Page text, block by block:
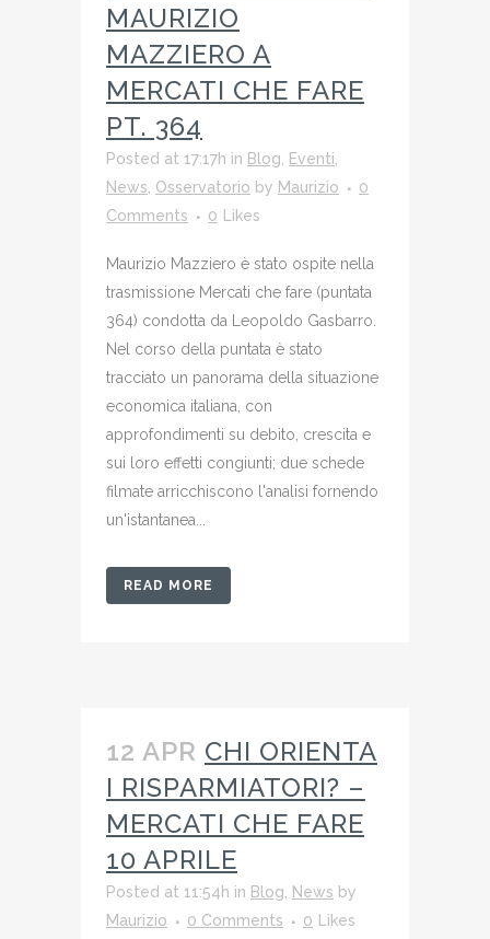
MAURIZIO
MAZZIERO A
MERCATI CHE FARE
PT. 364
Posted at 17:17h in Blog Eventi
News Osservatorio by Maurizio
0
Comments
0 Likes
Maurizio Mazziero è stato ospite nella
trasmissione Mercati che fare (puntata
364) condotta da Leopoldo Gasbarro.
Nel corso della puntata è stato
tracciato un panorama della situazione
economica italiana, con
approfondimenti su debito, crescita e
sui loro effetti congiunti; due schede
filmate arricchiscono l'analisi fornendo
un'istantanea...
READ MORE
12 APR CHI ORIENTA
I RISPARMIATORI? –
MERCATI CHE FARE
10 APRILE
Posted at 11:54h in Blog News by
Maurizio
0 Comments 0 Likes